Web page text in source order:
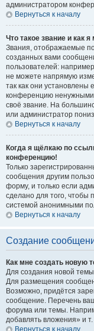
администратором
Вернуться к началу
Что такое звание и как
Звания, отображаемые
созданных вами
пользователей:
не можете напрямую
так как они
конференцию ненужными
своё звание. На
или администратор
Вернуться к началу
Когда я щёлкаю по
конференцию!
Только
сообщения другим
форму, и только если
сделано для того, чтобы
системой анонимными
Вернуться к началу
Создание
Как мне создать новую
Для создания новой
Для размещения
Возможно, придётся
сообщение. Перечень
форума или темы.
добавлять вложения» и т.
Вернуться к началу